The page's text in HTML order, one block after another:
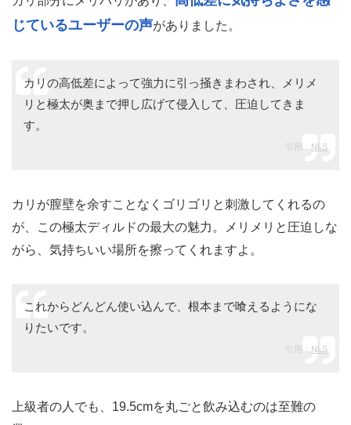
じているユーザーの声がありました。
カリの高低差によって強力に引っ掻きまわされ、メリメ
リと極太が奥まで押し広げて侵入して、圧迫してきま
す。
引用： NLS
カリが膣壁を余すことなくゴリゴリと刺激してくれるの
が、この極太ディルドの最大の魅力。メリメリと圧迫しな
がら、気持ちいい場所を擦ってくれますよ。
これからどんどん使い込んで、根本まで喰えるようにな
りたいです。
引用： NLS
上級者の人でも、19.5cmを丸ごと飲み込むのは至難の